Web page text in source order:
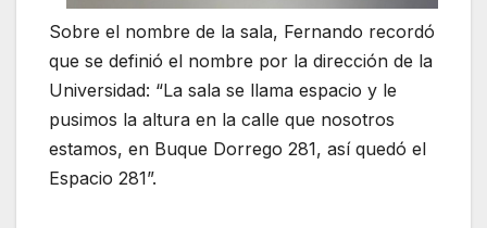
Sobre el nombre de la sala, Fernando recordó
que se definió el nombre por la dirección de la
Universidad: “La sala se llama espacio y le
pusimos la altura en la calle que nosotros
estamos, en Buque Dorrego 281, así quedó el
Espacio 281”.